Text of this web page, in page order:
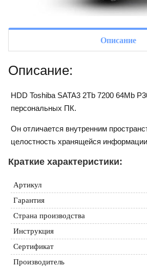
Описание
Описание:
HDD Toshiba SATA3 2Tb 7200 64Mb
персональных ПК.
Он отличается внутренним
целостность хранящейся
Краткие характеристики:
Артикул
Гарантия
Страна производства
Инструкция
Сертификат
Производитель